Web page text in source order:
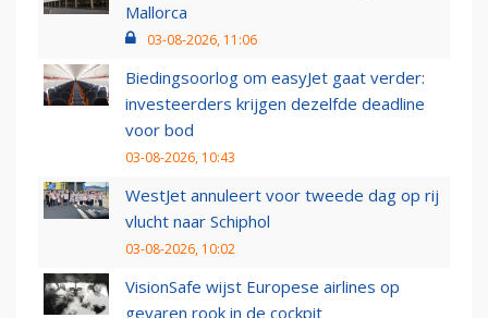
Mallorca
03-08-2026, 11:06
Biedingsoorlog om easyJet gaat verder:
investeerders krijgen dezelfde deadline
voor bod
03-08-2026, 10:43
WestJet annuleert voor tweede dag op rij
vlucht naar Schiphol
03-08-2026, 10:02
VisionSafe wijst Europese airlines op
gevaren rook in de cockpit